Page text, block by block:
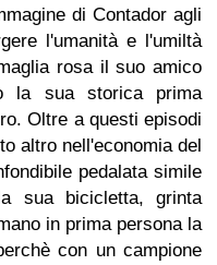
di Contador agli
l'umanità e l'umiltà
rosa il suo amico
la sua storica prima
Oltre a questi episodi
altro nell'economia del
pedalata simile
sua bicicletta, grinta
in prima persona la
con un campione